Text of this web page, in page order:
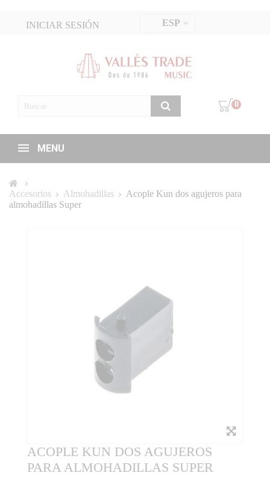
INICIAR SESIÓN ESP
0
MENU
Accesorios Almohadillas
Acople Kun dos agujeros para
almohadillas Super
ACOPLE KUN DOS AGUJEROS
PARA ALMOHADILLAS SUPER